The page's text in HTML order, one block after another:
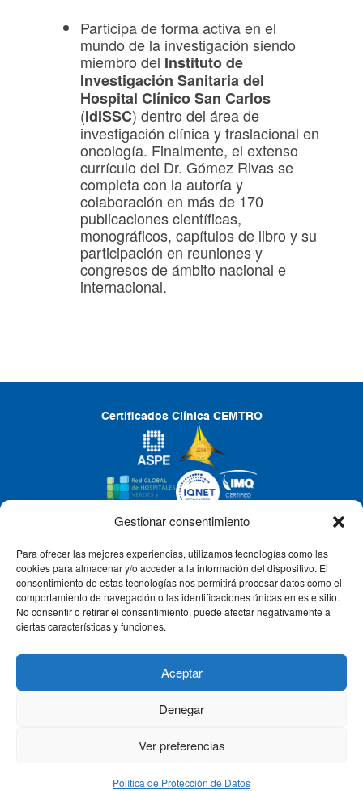
Gestionar consentimiento
Para ofrecer las mejores experiencias, utilizamos tecnologías como las
cookies para almacenar y/o acceder a la información del dispositivo. El
consentimiento de estas tecnologías nos permitirá procesar datos como el
comportamiento de navegación o las identificaciones únicas en este sitio.
No consentir o retirar el consentimiento, puede afectar negativamente a
ciertas características y funciones.
Aceptar
Denegar
Ver preferencias
Política de Protección de Datos
Participa de forma activa en el
mundo de la investigación siendo
miembro del Instituto de
Investigación Sanitaria del
Hospital Clínico San Carlos
(IdISSC) dentro del área de
investigación clínica y traslacional en
oncología. Finalmente, el extenso
currículo del Dr. Gómez Rivas se
completa con la autoría y
colaboración en más de 170
publicaciones científicas,
monográficos, capítulos de libro y su
participación en reuniones y
congresos de ámbito nacional e
internacional.
Certificados Clínica CEMTRO
CLÍNICA CEMTRO
QUIÉNES SOMOS